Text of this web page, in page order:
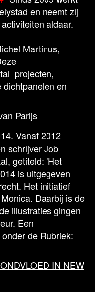
en neemt zij
aldaar.
Martinus,
projecten,
en
Parijs
Vanaf 2012
schrijver Job
getiteld: 'Het
is uitgegeven
Het initiatief
Daarbij is de
illustraties gingen
Een
de Rubriek:
IN NEW